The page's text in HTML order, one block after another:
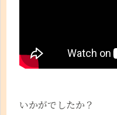
いかがでしたか？